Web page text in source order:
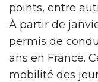
points, entre
À partir de
permis de
ans en France.
mobilité des